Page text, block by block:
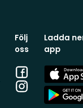
Följ
oss
Facebook
Instagram
Ladda
app
App
Store
App
Store